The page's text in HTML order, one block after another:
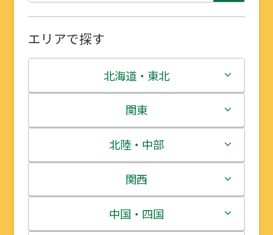
エリアで探す
北海道・東北
北海道
青森県
岩手県
宮城県
関東
茨城県
栃木県
群馬県
北陸・中部
新潟県
富山県
関西
三重県
中国・四国